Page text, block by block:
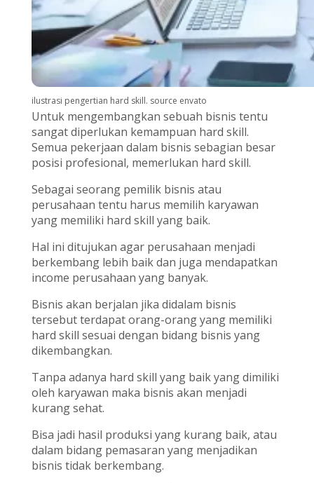
ilustrasi pengertian hard skill. source envato
Untuk mengembangkan sebuah bisnis tentu
sangat diperlukan kemampuan hard skill.
Semua pekerjaan dalam bisnis sebagian besar
posisi profesional, memerlukan hard skill.
Sebagai seorang pemilik bisnis atau
perusahaan tentu harus memilih karyawan
yang memiliki hard skill yang baik.
Hal ini ditujukan agar perusahaan menjadi
berkembang lebih baik dan juga mendapatkan
income perusahaan yang banyak.
Bisnis akan berjalan jika didalam bisnis
tersebut terdapat orang-orang yang memiliki
hard skill sesuai dengan bidang bisnis yang
dikembangkan.
Tanpa adanya hard skill yang baik yang dimiliki
oleh karyawan maka bisnis akan menjadi
kurang sehat.
Bisa jadi hasil produksi yang kurang baik, atau
dalam bidang pemasaran yang menjadikan
bisnis tidak berkembang.